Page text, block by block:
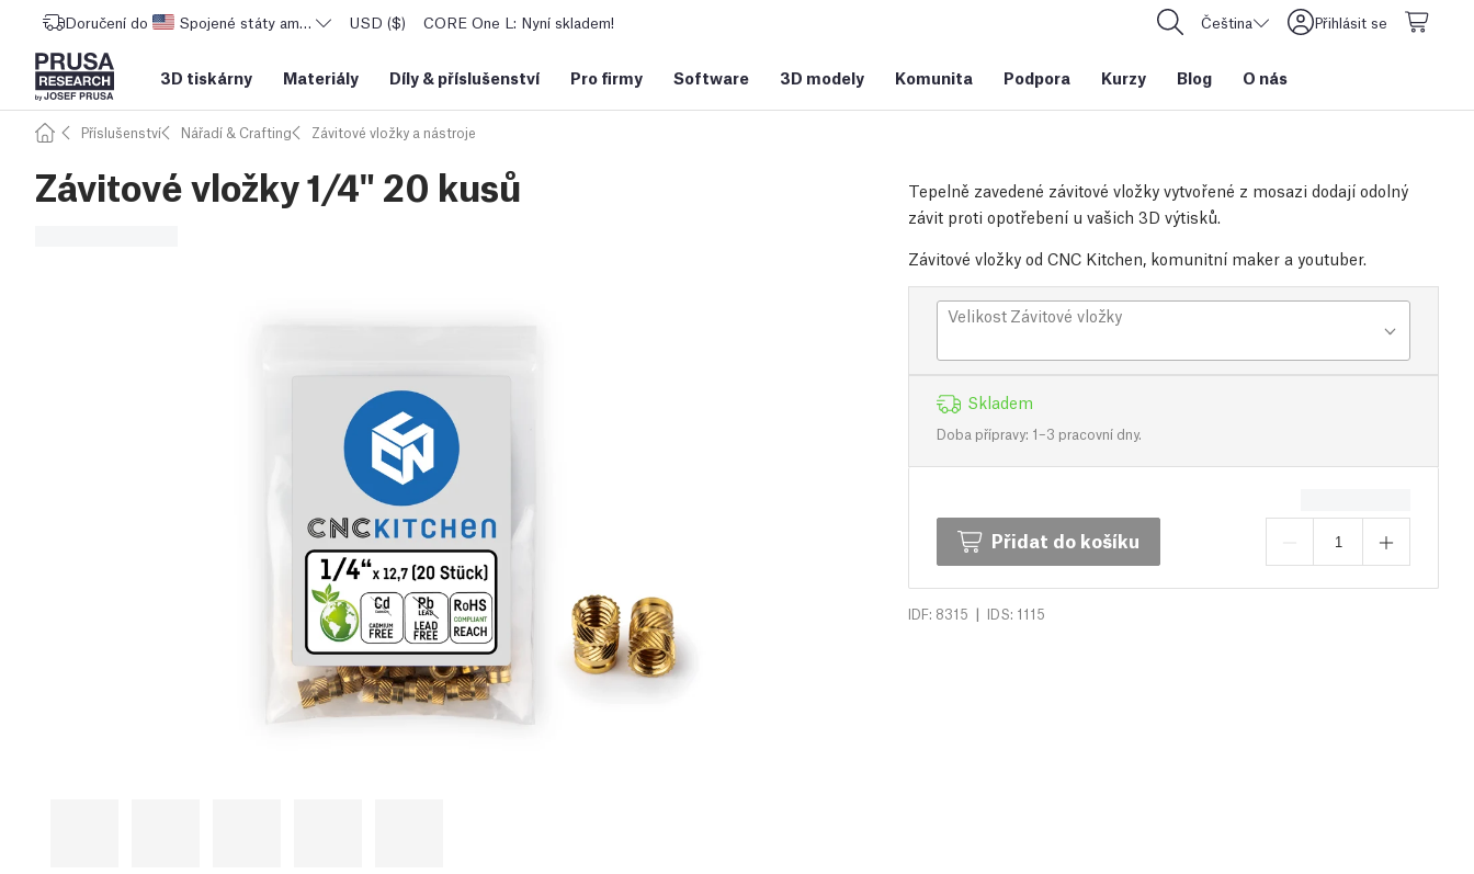
Doručení do Spojené státy americké USD ($) CORE One L: Nyní skladem! Čeština Přihlásit se
3D tiskárny Materiály Díly & příslušenství Pro firmy Software 3D modely Komunita Podpora Kurzy Blog O nás
Příslušenství Nářadí & Crafting Závitové vložky a nástroje
Závitové vložky 1/4" 20 kusů
Tepelně zavedené závitové vložky vytvořené z mosazi dodají odolný
závit proti opotřebení u vašich 3D výtisků.
Závitové vložky od CNC Kitchen, komunitní maker a youtuber.
Velikost Závitové vložky
Skladem
Doba přípravy: 1–3 pracovní dny.
Přidat do košíku
IDF: 8315 | IDS: 1115